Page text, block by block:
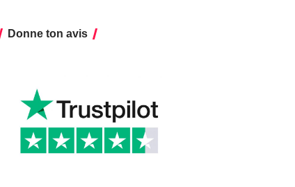
Donne ton avis